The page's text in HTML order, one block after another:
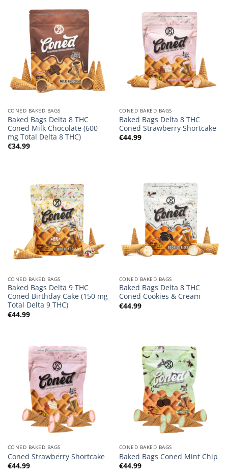
CONED BAKED BAGS
Baked Bags Delta 8 THC
Coned Milk Chocolate (600
mg Total Delta 8 THC)
€34.99
CONED BAKED BAGS
Baked Bags Delta 8 THC
Coned Strawberry Shortcake
€44.99
CONED BAKED BAGS
Baked Bags Delta 9 THC
Coned Birthday Cake (150 mg
Total Delta 9 THC)
€44.99
CONED BAKED BAGS
Baked Bags Delta 8 THC
Coned Cookies & Cream
€44.99
CONED BAKED BAGS
Coned Strawberry Shortcake
€44.99
CONED BAKED BAGS
Baked Bags Coned Mint Chip
€44.99